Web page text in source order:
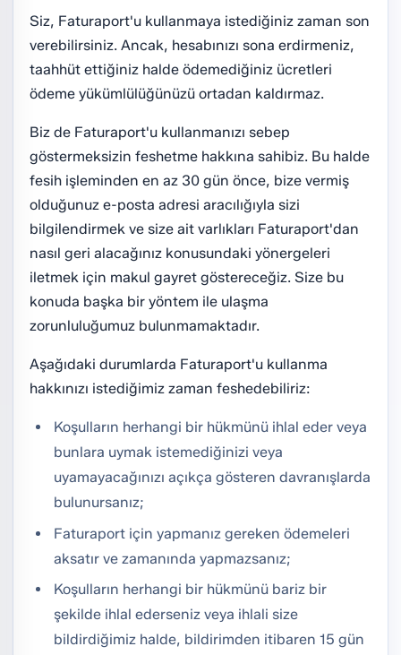
Siz, Faturaport'u kullanmaya istediğiniz zaman son
verebilirsiniz. Ancak, hesabınızı sona erdirmeniz,
taahhüt ettiğiniz halde ödemediğiniz ücretleri
ödeme yükümlülüğünüzü ortadan kaldırmaz.
Biz de Faturaport'u kullanmanızı sebep
göstermeksizin feshetme hakkına sahibiz. Bu halde
fesih işleminden en az 30 gün önce, bize vermiş
olduğunuz e-posta adresi aracılığıyla sizi
bilgilendirmek ve size ait varlıkları Faturaport'dan
nasıl geri alacağınız konusundaki yönergeleri
iletmek için makul gayret göstereceğiz. Size bu
konuda başka bir yöntem ile ulaşma
zorunluluğumuz bulunmamaktadır.
Aşağıdaki durumlarda Faturaport'u kullanma
hakkınızı istediğimiz zaman feshedebiliriz:
Koşulların herhangi bir hükmünü ihlal eder veya
bunlara uymak istemediğinizi veya
uyamayacağınızı açıkça gösteren davranışlarda
bulunursanız;
Faturaport için yapmanız gereken ödemeleri
aksatır ve zamanında yapmazsanız;
Koşulların herhangi bir hükmünü bariz bir
şekilde ihlal ederseniz veya ihlali size
bildirdiğimiz halde, bildirimden itibaren 15 gün